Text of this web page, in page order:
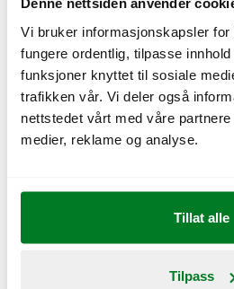
Vi bruker informasjonskapsler
fungere ordentlig, tilpasse
funksjoner knyttet til sosiale
trafikken vår. Vi deler også
nettstedet vårt med våre
medier, reklame og analyse.
Tillat alle
Tilpass
tomat, isbergsalat, gul løk,
CO2 2,8 kg